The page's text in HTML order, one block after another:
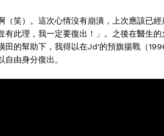
（笑）。這次心情沒有崩潰，上次應該已
有此理，我一定要復出！」。之後在醫生
田的幫助下，我得以在Jd'的預旗揚戰（
自由身分復出。